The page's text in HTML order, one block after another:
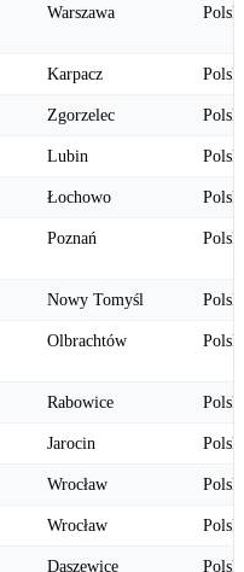
Warszawa
Karpacz
Zgorzelec
Lubin
Łochowo
Poznań
Nowy Tomyśl
Olbrachtów
Rabowice
Jarocin
Wrocław
Wrocław
Daszewice